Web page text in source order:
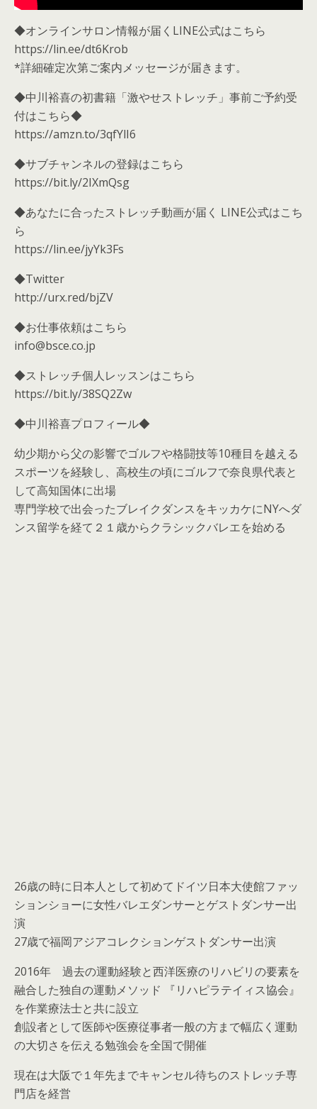
◆オンラインサロン情報が届くLINE公式はこちら
https://lin.ee/dt6Krob
*詳細確定次第ご案内メッセージが届きます。
◆中川裕喜の初書籍「激やせストレッチ」事前ご予約受
付はこちら◆
https://amzn.to/3qfYlI6
◆サブチャンネルの登録はこちら
https://bit.ly/2IXmQsg
◆あなたに合ったストレッチ動画が届く LINE公式はこち
ら
https://lin.ee/jyYk3Fs
◆Twitter
http://urx.red/bjZV
◆お仕事依頼はこちら
info@bsce.co.jp
◆ストレッチ個人レッスンはこちら
https://bit.ly/38SQ2Zw
◆中川裕喜プロフィール◆
幼少期から父の影響でゴルフや格闘技等10種目を越える
スポーツを経験し、高校生の頃にゴルフで奈良県代表と
して高知国体に出場
専門学校で出会ったブレイクダンスをキッカケにNYへダ
ンス留学を経て２１歳からクラシックバレエを始める
26歳の時に日本人として初めてドイツ日本大使館ファッ
ションショーに女性バレエダンサーとゲストダンサー出
演
27歳で福岡アジアコレクションゲストダンサー出演
2016年 過去の運動経験と西洋医療のリハビリの要素を
融合した独自の運動メソッド 『リハピラテイィス協会』
を作業療法士と共に設立
創設者として医師や医療従事者一般の方まで幅広く運動
の大切さを伝える勉強会を全国で開催
現在は大阪で１年先までキャンセル待ちのストレッチ専
門店を経営